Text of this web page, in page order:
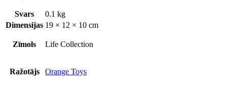
Svars
0.1 kg
Dimensijas 19 × 12 × 10 cm
Zīmols Life Collection
Ražotājs Orange Toys